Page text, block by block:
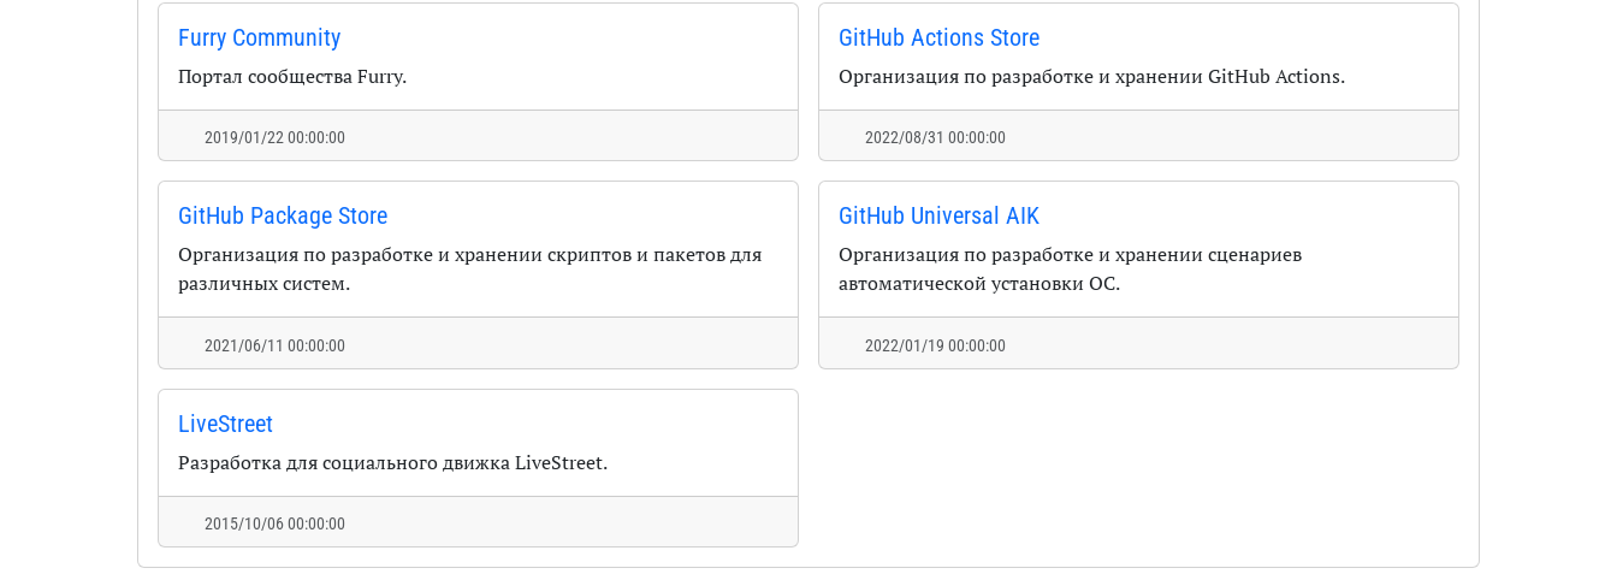
Furry Community
Портал сообщества Furry.
2019/01/22 00:00:00
GitHub Actions Store
Организация по разработке и хранении GitHub Actions.
2022/08/31 00:00:00
GitHub Package Store
Организация по разработке и хранении скриптов и пакетов для
различных систем.
2021/06/11 00:00:00
GitHub Universal AIK
Организация по разработке и хранении сценариев
автоматической установки ОС.
2022/01/19 00:00:00
LiveStreet
Разработка для социального движка LiveStreet.
2015/10/06 00:00:00